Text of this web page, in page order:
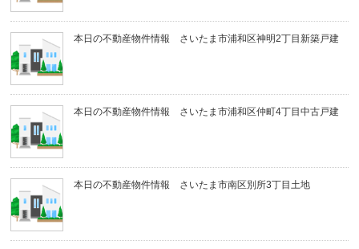
本日の不動産物件情報 さいたま市浦和区神明2丁目新築戸建
本日の不動産物件情報 さいたま市浦和区仲町4丁目中古戸建
本日の不動産物件情報 さいたま市南区別所3丁目土地